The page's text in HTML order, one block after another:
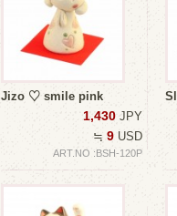
Jizo ♡ smile pink
1,430 JPY
≒ 9 USD
ART.NO :BSH-120P